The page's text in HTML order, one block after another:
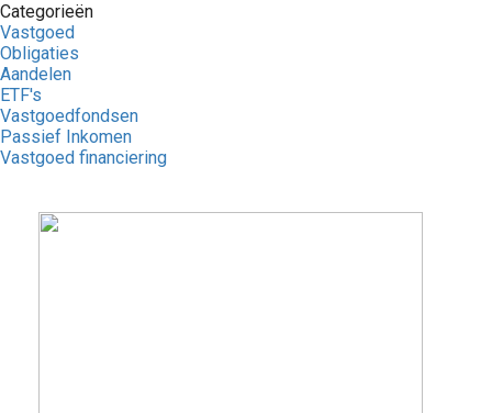
Categorieën
Vastgoed
Obligaties
Aandelen
ETF's
Vastgoedfondsen
Passief Inkomen
Vastgoed financiering